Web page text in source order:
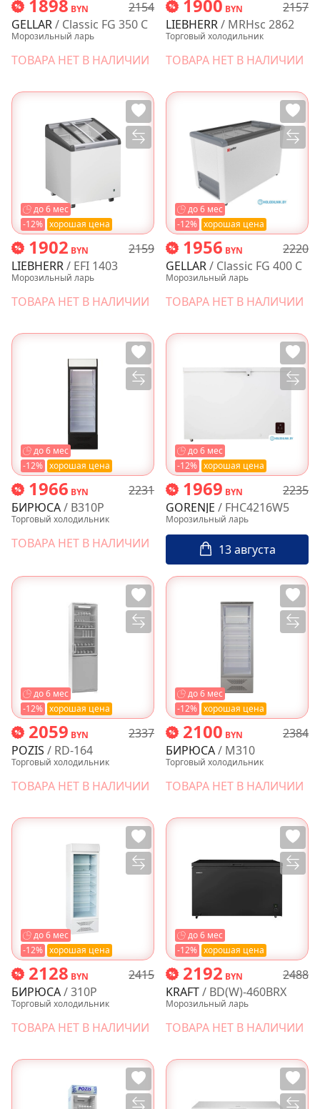
1898 BYN
2154
GELLAR/ Classic FG 350 C
Морозильный ларь
ТОВАРА НЕТ В НАЛИЧИИ
1900 BYN
2157
LIEBHERR/ MRHsc 2862
Торговый холодильник
ТОВАРА НЕТ В НАЛИЧИИ
-12% хорошая цена
до 6 мес
1902 BYN
2159
LIEBHERR/ EFI 1403
Морозильный ларь
ТОВАРА НЕТ В НАЛИЧИИ
-12% хорошая цена
до 6 мес
1956 BYN
2220
GELLAR/ Classic FG 400 C
Морозильный ларь
ТОВАРА НЕТ В НАЛИЧИИ
-12% хорошая цена
до 6 мес
1966 BYN
2231
БИРЮСА/ B310P
Торговый холодильник
ТОВАРА НЕТ В НАЛИЧИИ
-12% хорошая цена
до 6 мес
1969 BYN
2235
GORENJE / FHC4216W5
Морозильный ларь
13 августа
-12% хорошая цена
до 6 мес
2059 BYN
2337
POZIS / RD-164
Торговый холодильник
ТОВАРА НЕТ В НАЛИЧИИ
-12% хорошая цена
до 6 мес
2100 BYN
2384
БИРЮСА/ M310
Торговый холодильник
ТОВАРА НЕТ В НАЛИЧИИ
-12% хорошая цена
до 6 мес
2128 BYN
2415
БИРЮСА/ 310P
Торговый холодильник
ТОВАРА НЕТ В НАЛИЧИИ
-12% хорошая цена
до 6 мес
2192 BYN
2488
KRAFT/ BD(W)-460BRX
Морозильный ларь
ТОВАРА НЕТ В НАЛИЧИИ